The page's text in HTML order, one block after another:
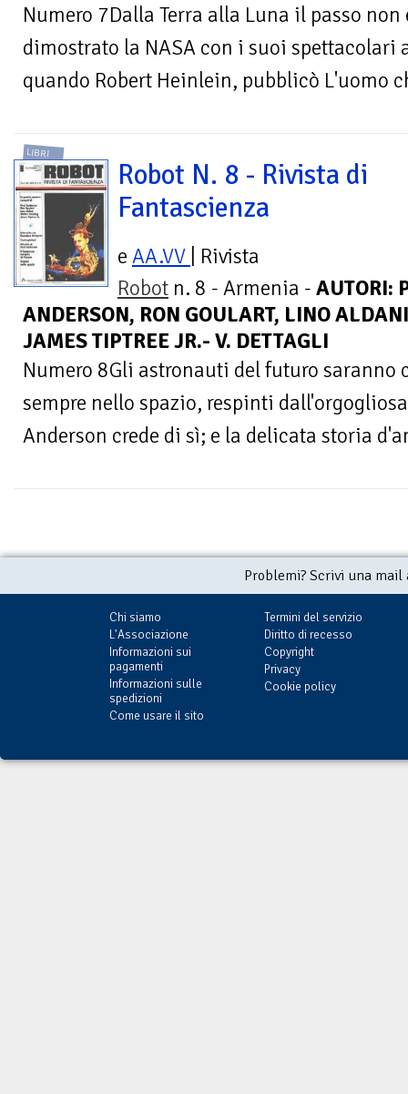
Numero 7Dalla Terra alla Luna il passo
dimostrato la NASA con i suoi
quando Robert Heinlein, pubblicò L'uomo
LIBRI
Robot N. 8 - Rivista di
Fantascienza
e AA.VV
| Rivista
Robot n. 8 - Armenia - AUTORI:
ANDERSON, RON GOULART, LINO
JAMES TIPTREE JR.- V. DETTAGLI
Numero 8Gli astronauti del futuro saranno
sempre nello spazio, respinti
Anderson crede di sì; e la delicata storia
Problemi? Scrivi una
Chi siamo
L'Associazione
Informazioni sui
pagamenti
Informazioni sulle
spedizioni
Come usare il sito
Termini del servizio
Diritto di recesso
Copyright
Privacy
Cookie policy